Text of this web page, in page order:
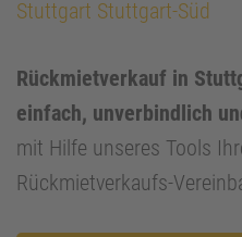
Stuttgart Stuttgart-Süd
Rückmietverkauf in
einfach, unverbindlich
mit Hilfe unseres Tools
Rückmietverkaufs-